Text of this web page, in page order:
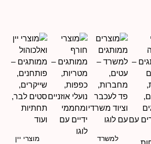
למשרד
מוצרי יין